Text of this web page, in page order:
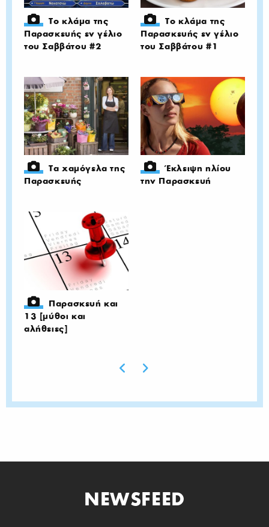
Το κλάμα της
Παρασκευής εν γέλιο
του Σαββάτου #2
Το κλάμα της
Παρασκευής εν γέλιο
του Σαββάτου #1
Τα χαμόγελα της
Παρασκευής
Έκλειψη ηλίου
την Παρασκευή
Παρασκευή και
13 [μύθοι και
αλήθειες]
Previous page
Next page
NEWSFEED